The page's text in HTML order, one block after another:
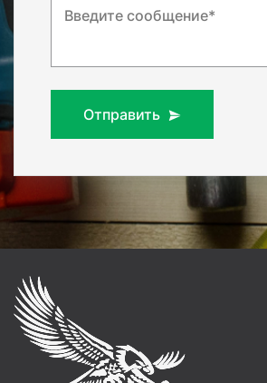
Введите сообщение*
Отправить